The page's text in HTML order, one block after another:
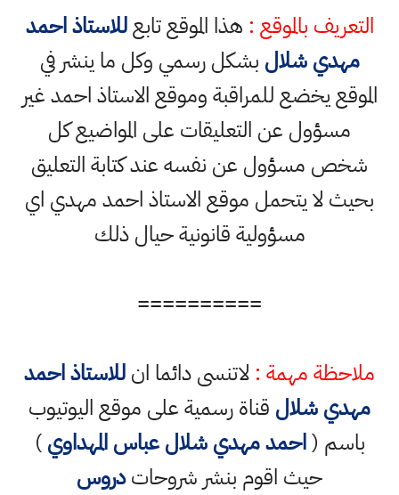
التعريف بالموقع : هذا الموقع تابعللاستاذ احمد
مهدي شلال بشكل رسمي وكل ما ينشر في
الموقع يخضع للمراقبة وموقع الاستاذ احمد غير
مسؤول عن التعليقات على المواضيع كل
شخص مسؤول عن نفسه عند كتابة التعليق
بحيث لا يتحمل موقع الاستاذ احمد مهدي اي
مسؤولية قانونية حيال ذلك
==========
ملاحظة مهمة : لاتنسى دائما انللاستاذ احمد
مهدي شلال قناة رسمية على موقع اليوتيوب
باسم (احمد مهدي شلال عباس المهداوي)
حيث اقوم بنشر شروحاتدروس